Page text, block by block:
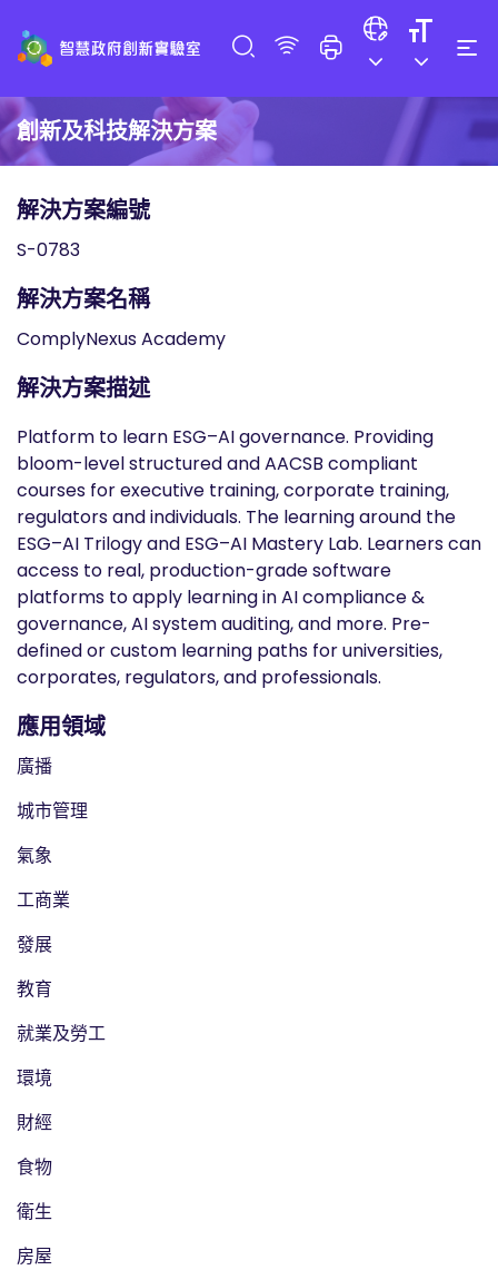
創新及科技解決方案
解決方案編號
S-0783
解決方案名稱
ComplyNexus Academy
解決方案描述
Platform to learn ESG–AI governance. Providing
bloom-level structured and AACSB compliant
courses for executive training, corporate training,
regulators and individuals. The learning around the
ESG–AI Trilogy and ESG–AI Mastery Lab. Learners can
access to real, production-grade software
platforms to apply learning in AI compliance &
governance, AI system auditing, and more. Pre-
defined or custom learning paths for universities,
corporates, regulators, and professionals.
應用領域
廣播
城市管理
氣象
工商業
發展
教育
就業及勞工
環境
財經
食物
衛生
房屋